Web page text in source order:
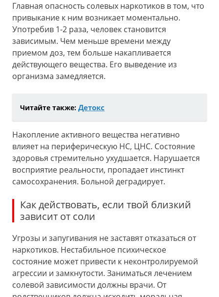
Главная опасность солевых наркотиков в том, что
привыкание к ним возникает моментально.
Употребив 1-2 раза, человек становится
зависимым. Чем меньше времени между
приемом доз, тем больше накапливается
действующего вещества. Его выведение из
организма замедляется.
Читайте также: Детокс
Накопление активного вещества негативно
влияет на периферическую НС, ЦНС. Состояние
здоровья стремительно ухудшается. Нарушается
восприятие реальности, пропадает инстинкт
самосохранения. Больной деградирует.
Как действовать, если твой близкий
зависит от соли
Угрозы и запугивания не заставят отказаться от
наркотиков. Нестабильное психическое
состояние может привести к неконтролируемой
агрессии и замкнутости. Заниматься лечением
солевой зависимости должны врачи. От